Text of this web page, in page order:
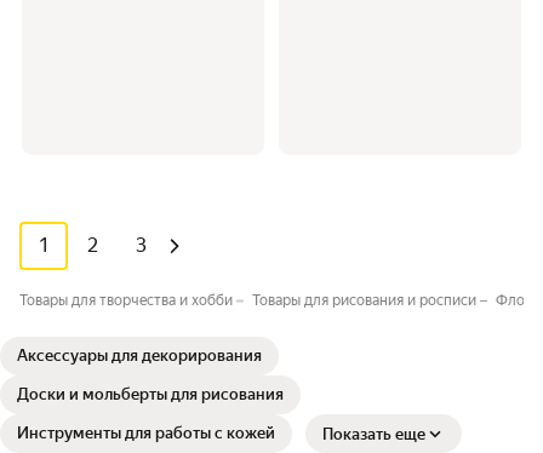
1 2 3
Товары для творчества и хобби Товары для рисования и росписи
Аксессуары для декорирования
Доски и мольберты для рисования
Инструменты для работы с кожей Показать еще